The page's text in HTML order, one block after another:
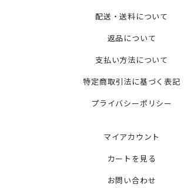
配送・送料について
返品について
支払い方法について
特定商取引法に基づく表記
プライバシーポリシー
マイアカウント
カートを見る
お問い合わせ